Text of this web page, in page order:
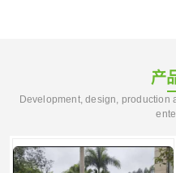
产
Development, design, production